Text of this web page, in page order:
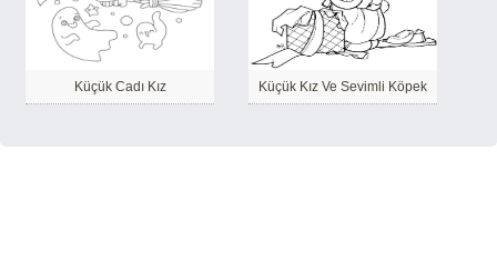
Küçük Cadı Kız Küçük Kız Ve Sevimli Köpek